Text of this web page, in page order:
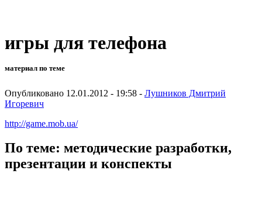
игры для телефона
материал по теме
Опубликовано 12.01.2012 - 19:58 - Лушников Дмитрий
Игоревич
http://game.mob.ua/
По теме: методические разработки,
презентации и конспекты